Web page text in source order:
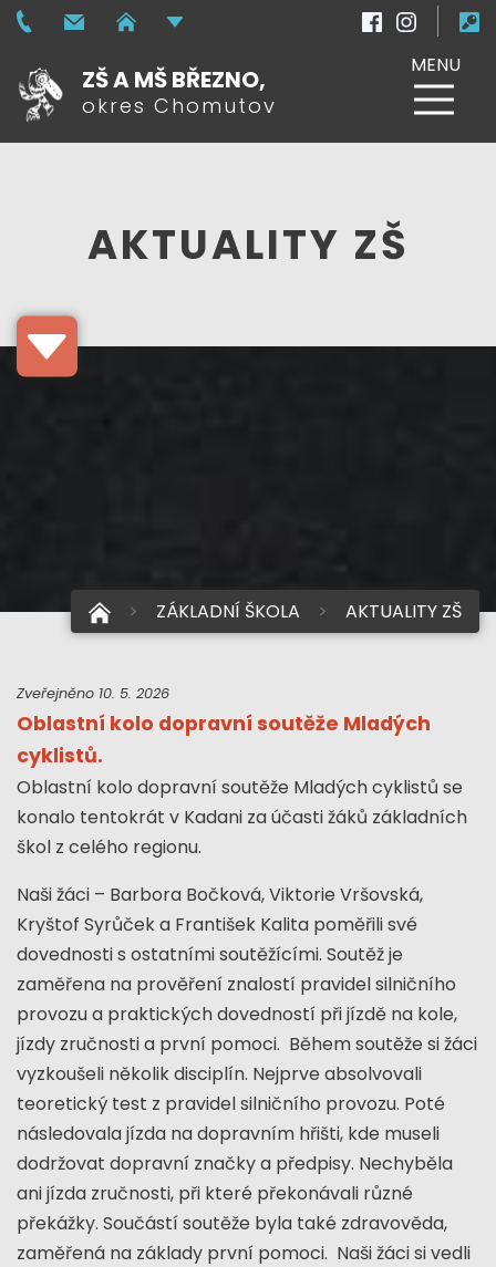
ZŠ A MŠ BŘEZNO,
okres Chomutov
MENU
AKTUALITY ZŠ
ZÁKLADNÍ ŠKOLA AKTUALITY ZŠ
Zveřejněno 10. 5. 2026
Oblastní kolo dopravní soutěže Mladých
cyklistů.
Oblastní kolo dopravní soutěže Mladých cyklistů se
konalo tentokrát v Kadani za účasti žáků základních
škol z celého regionu.
Naši žáci – Barbora Bočková, Viktorie Vršovská,
Kryštof Syrůček a František Kalita poměřili své
dovednosti s ostatními soutěžícími. Soutěž je
zaměřena na prověření znalostí pravidel silničního
provozu a praktických dovedností při jízdě na kole,
jízdy zručnosti a první pomoci. Během soutěže si žáci
vyzkoušeli několik disciplín. Nejprve absolvovali
teoretický test z pravidel silničního provozu. Poté
následovala jízda na dopravním hřišti, kde museli
dodržovat dopravní značky a předpisy. Nechyběla
ani jízda zručnosti, při které překonávali různé
překážky. Součástí soutěže byla také zdravověda,
zaměřená na základy první pomoci. Naši žáci si vedli